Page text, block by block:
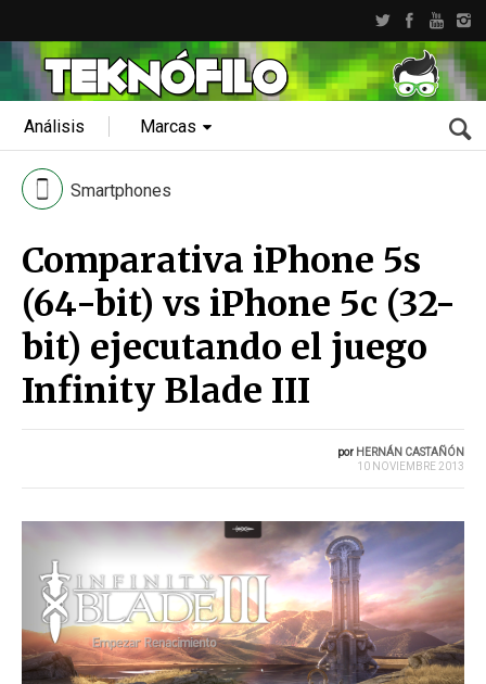
Análisis Marcas
Smartphones
Comparativa iPhone 5s
(64-bit) vs iPhone 5c (32-
bit) ejecutando el juego
Infinity Blade III
por HERNÁN CASTAÑÓN
10 NOVIEMBRE 2013